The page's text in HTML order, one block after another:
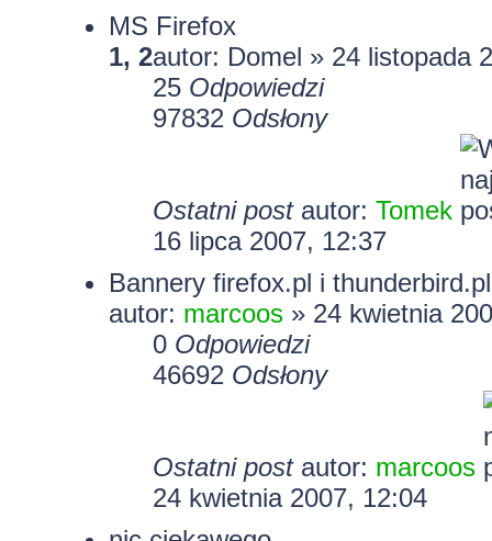
MS Firefox
1, 2autor: Domel » 24 listopada
25 Odpowiedzi
97832 Odsłony
Ostatni post autor: Tomek
16 lipca 2007, 12:37
Bannery firefox.pl i
autor: marcoos» 24 kwietnia
0 Odpowiedzi
46692 Odsłony
Ostatni post autor: marcoos
24 kwietnia 2007, 12:04